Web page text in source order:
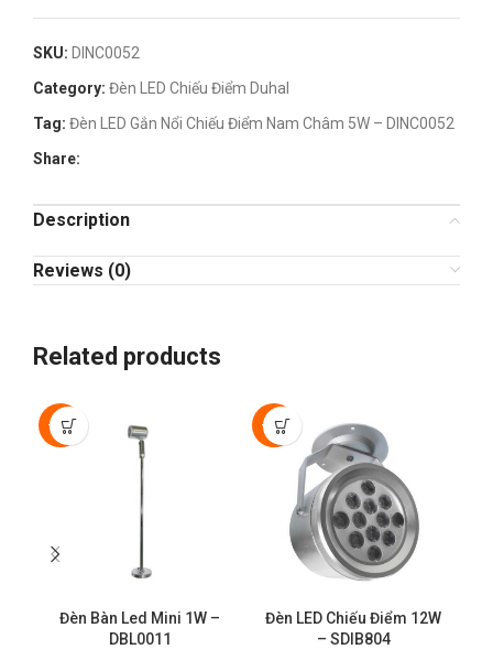
SKU: DINC0052
Category: Đèn LED Chiếu Điểm Duhal
Tag: Đèn LED Gắn Nổi Chiếu Điểm Nam Châm 5W – DINC0052
Share:
Description
Reviews (0)
Related products
-50%
Đèn Bàn Led Mini 1W –
DBL0011
-50%
Đèn LED Chiếu Điểm 12W
– SDIB804